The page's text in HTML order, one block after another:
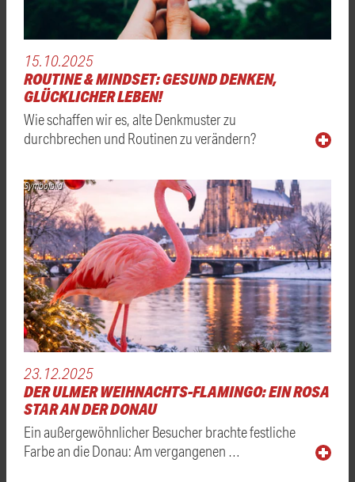
15.10.2025
ROUTINE & MINDSET: GESUND DENKEN,
GLÜCKLICHER LEBEN!
Wie schaffen wir es, alte Denkmuster zu
durchbrechen und Routinen zu verändern?
Symbolbild
23.12.2025
DER ULMER WEIHNACHTS-FLAMINGO: EIN ROSA
STAR AN DER DONAU
Ein außergewöhnlicher Besucher brachte festliche
Farbe an die Donau: Am vergangenen …